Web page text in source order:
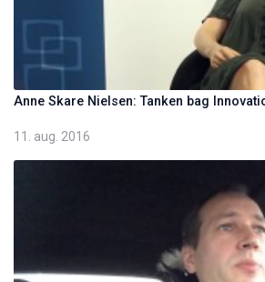
Anne Skare Nielsen: Tanken bag
11. aug. 2016